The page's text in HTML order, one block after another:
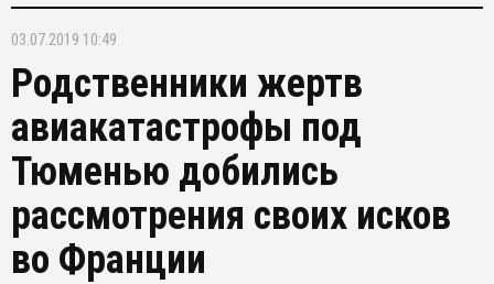
03.07.2019 10:49
Родственники жертв
авиакатастрофы под
Тюменью добились
рассмотрения своих исков
во Франции